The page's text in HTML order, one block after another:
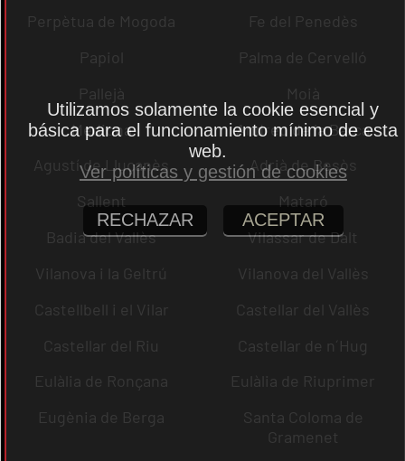
Perpètua de Mogoda
Fe del Penedès
Papiol
Palma de Cervelló
Pallejà
Moià
Mediona
Andreu de la Barca
Agustí de Lluçanès
Adrià de Besòs
Sallent
Mataró
Badia del Vallès
Vilassar de Dalt
Vilanova i la Geltrú
Vilanova del Vallès
Castellbell i el Vilar
Castellar del Vallès
Castellar del Riu
Castellar de n´Hug
Eulàlia de Ronçana
Eulàlia de Riuprimer
Eugènia de Berga
Santa Coloma de
Gramenet
Utilizamos solamente la cookie esencial y
básica para el funcionamiento mínimo de esta
web.
Ver políticas y gestión de cookies
RECHAZAR ACEPTAR